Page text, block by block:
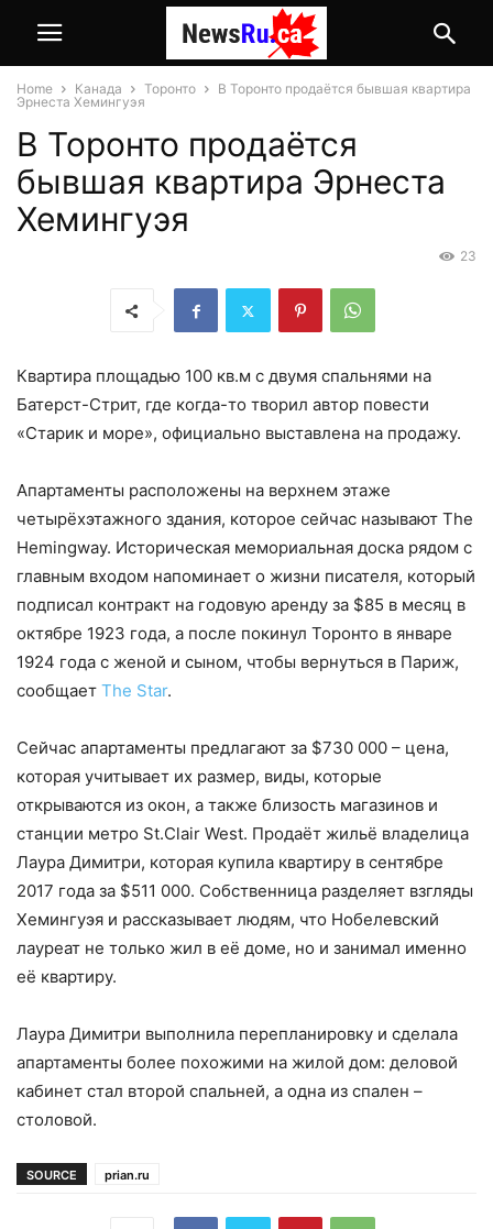
Home Канада Торонто
В Торонто продаётся бывшая квартира
Эрнеста Хемингуэя
В Торонто продаётся
бывшая квартира Эрнеста
Хемингуэя
23
Квартира площадью 100 кв.м с двумя спальнями на
Батерст-Стрит, где когда-то творил автор повести
«Старик и море», официально выставлена на продажу.
Апартаменты расположены на верхнем этаже
четырёхэтажного здания, которое сейчас называют The
Hemingway. Историческая мемориальная доска рядом с
главным входом напоминает о жизни писателя, который
подписал контракт на годовую аренду за $85 в месяц в
октябре 1923 года, а после покинул Торонто в январе
1924 года с женой и сыном, чтобы вернуться в Париж,
сообщает The Star.
Сейчас апартаменты предлагают за $730 000 – цена,
которая учитывает их размер, виды, которые
открываются из окон, а также близость магазинов и
станции метро St.Clair West. Продаёт жильё владелица
Лаура Димитри, которая купила квартиру в сентябре
2017 года за $511 000. Собственница разделяет взгляды
Хемингуэя и рассказывает людям, что Нобелевский
лауреат не только жил в её доме, но и занимал именно
её квартиру.
Лаура Димитри выполнила перепланировку и сделала
апартаменты более похожими на жилой дом: деловой
кабинет стал второй спальней, а одна из спален –
столовой.
SOURCE prian.ru